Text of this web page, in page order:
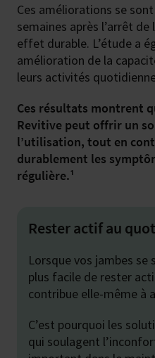
Ces améliorations se
semaines après l’arrêt
effet durable. L’étude a
amélioration de la
leurs activités
Ces résultats montrent
Revitive peut offrir un
l’utilisation, tout en
durablement les
régulière.¹
Rester actif au
Lorsque vos jambes
plus facile de rester
contribue elle-même à
C’est pourquoi les
qui soulagent